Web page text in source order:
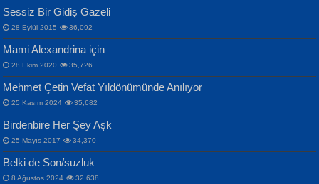
Gazze’nin Şecaati, Ümmetin İmtihanı...
MAHMUT GÜRBÜZ
İbrahim Olmak ve Bitirebilmek...
Selahattin Yıldız
İdrakimle Üşürken...
Songül Özel
Mahzen...
İnsanlarına Dair...
NAZIM HİKMET RAN
Bir Cezaevinde, Tecritteki Adamın
Mektupları...
Sessiz Bir Gidiş Gazeli
28 Eylül 2015 36,092
Mami Alexandrina için
28 Ekim 2020 35,726
Mehmet Çetin Vefat Yıldönümünde Anılıyor
25 Kasım 2024 35,682
Birdenbire Her Şey Aşk
25 Mayıs 2017 34,370
Belki de Son/suzluk
8 Ağustos 2024 32,638